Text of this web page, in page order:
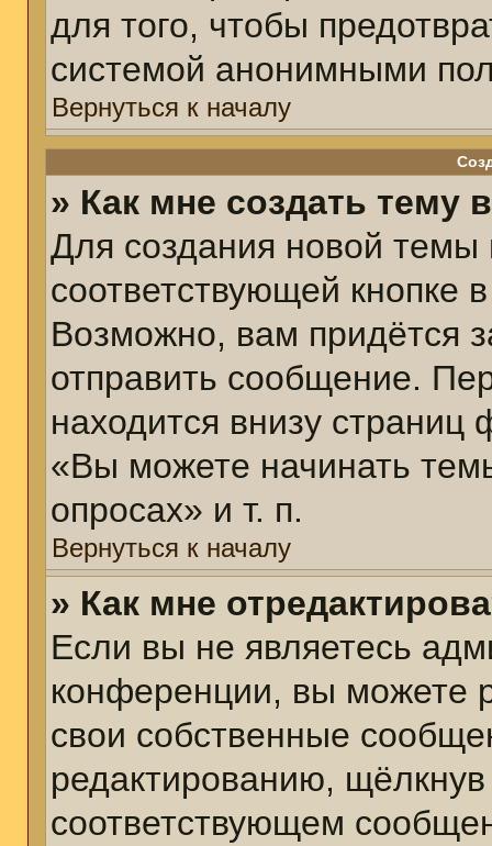
для того, чтобы
системой анонимными
Вернуться к началу
» Как мне создать тему
Для создания новой
соответствующей кнопке
Возможно, вам придётся
отправить сообщение.
находится внизу
«Вы можете начинать
опросах» и т. п.
Вернуться к началу
» Как мне
Если вы не являетесь
конференции, вы можете
свои собственные
редактированию,
соответствующем